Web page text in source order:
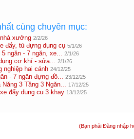
cùng chuyên mục:
xưởng 2/2/26
đẩy, tủ đựng dụng cụ 5/1/26
ngăn - 7 ngăn, xe... 2/1/26
cơ khí - sửa... 2/1/26
nghiệp hai cánh 24/12/25
- 7 ngăn đựng đồ... 23/12/25
3 Tầng 3 Ngăn... 17/12/25
đẩy dụng cụ 3 khay 13/12/25
(Bạn phải Đăng nhập